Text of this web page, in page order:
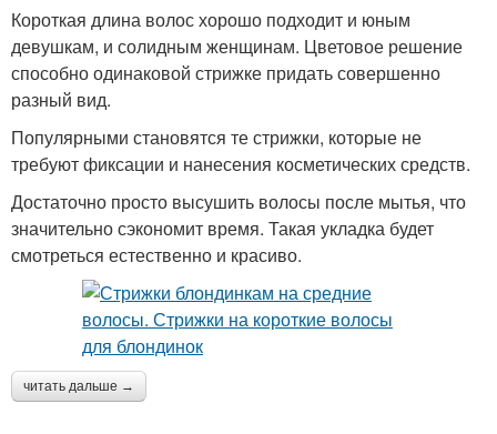
Короткая длина волос хорошо подходит и юным
девушкам, и солидным женщинам. Цветовое решение
способно одинаковой стрижке придать совершенно
разный вид.
Популярными становятся те стрижки, которые не
требуют фиксации и нанесения косметических средств.
Достаточно просто высушить волосы после мытья, что
значительно сэкономит время. Такая укладка будет
смотреться естественно и красиво.
читать дальше →